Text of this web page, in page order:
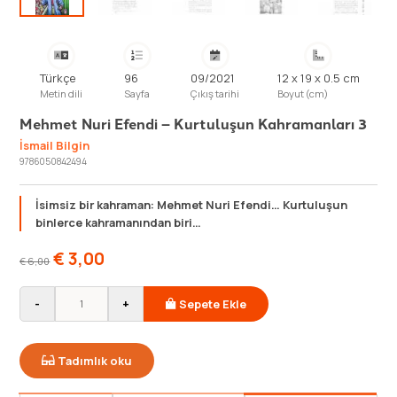
Türkçe
Metin dili
96
Sayfa
09/2021
Çıkış tarihi
12 x 19 x 0.5 cm
Boyut (cm)
Mehmet Nuri Efendi – Kurtuluşun Kahramanları 3
İsmail Bilgin
9786050842494
İsimsiz bir kahraman: Mehmet Nuri Efendi… Kurtuluşun
binlerce kahramanından biri…
€6,00 €3,00
- + Sepete Ekle
Tadımlık oku